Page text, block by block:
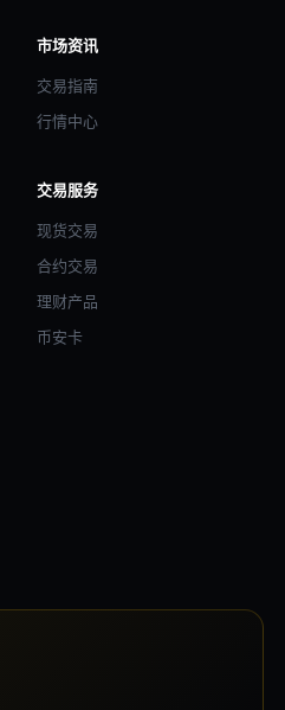
市场资讯
交易指南
行情中心
交易服务
现货交易
合约交易
理财产品
币安卡